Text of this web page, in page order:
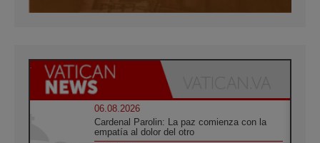
06.08.2026
Cardenal Parolin: La paz comienza con la
empatía al dolor del otro